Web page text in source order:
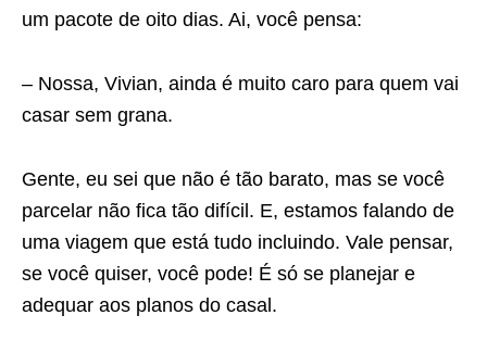
um pacote de oito dias. Ai, você pensa:
– Nossa, Vivian, ainda é muito caro para quem vai
casar sem grana.
Gente, eu sei que não é tão barato, mas se você
parcelar não fica tão difícil. E, estamos falando de
uma viagem que está tudo incluindo. Vale pensar,
se você quiser, você pode! É só se planejar e
adequar aos planos do casal.